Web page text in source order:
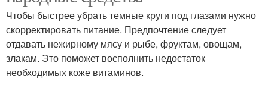
Чтобы быстрее убрать темные круги под глазами нужно
скорректировать питание. Предпочтение следует
отдавать нежирному мясу и рыбе, фруктам, овощам,
злакам. Это поможет восполнить недостаток
необходимых коже витаминов.